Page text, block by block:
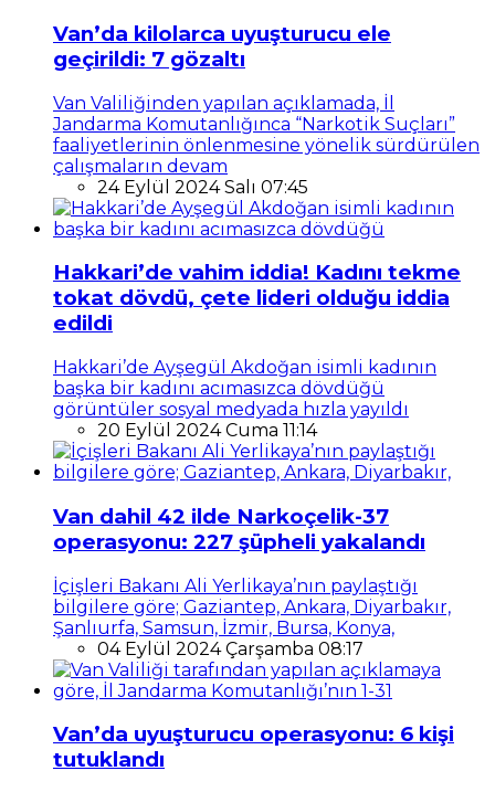
Van’da kilolarca uyuşturucu ele
geçirildi: 7 gözaltı
Van Valiliğinden yapılan açıklamada, İl
Jandarma Komutanlığınca “Narkotik Suçları”
faaliyetlerinin önlenmesine yönelik sürdürülen
çalışmaların devam
24 Eylül 2024 Salı 07:45
Hakkari’de vahim iddia! Kadını tekme
tokat dövdü, çete lideri olduğu iddia
edildi
Hakkari’de Ayşegül Akdoğan isimli kadının
başka bir kadını acımasızca dövdüğü
görüntüler sosyal medyada hızla yayıldı
20 Eylül 2024 Cuma 11:14
Van dahil 42 ilde Narkoçelik-37
operasyonu: 227 şüpheli yakalandı
İçişleri Bakanı Ali Yerlikaya’nın paylaştığı
bilgilere göre; Gaziantep, Ankara, Diyarbakır,
Şanlıurfa, Samsun, İzmir, Bursa, Konya,
04 Eylül 2024 Çarşamba 08:17
Van’da uyuşturucu operasyonu: 6 kişi
tutuklandı